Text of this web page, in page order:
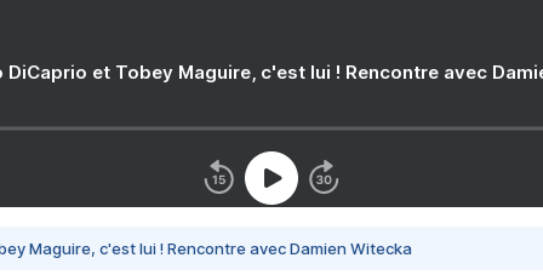
DiCaprio et Tobey Maguire, c'est lui ! Rencontre avec
Maguire, c'est lui ! Rencontre avec Damien Witecka